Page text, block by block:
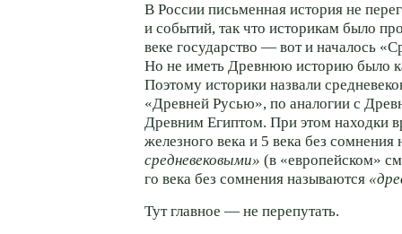
В России письменная история не
и событий, так что историкам было
веке государство — вот и началось
Но не иметь Древнюю историю было
Поэтому историки назвали
«Древней Русью», по аналогии с
Древним Египтом. При этом находки
железного века и 5 века без
средневековыми» (в «европейском»
го века без сомнения называются
Тут главное — не перепутать.